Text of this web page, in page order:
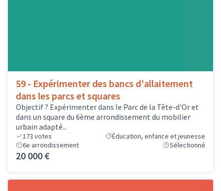
59 - Expérimenter des bancs d'allaitement
dans les parcs et squares
Objectif ? Expérimenter dans le Parc de la Tête-d'Or et
dans un square du 6ème arrondissement du mobilier
urbain adapté...
173 votes
Éducation, enfance et jeunesse
6e arrondissement
Sélectionné
20 000 €